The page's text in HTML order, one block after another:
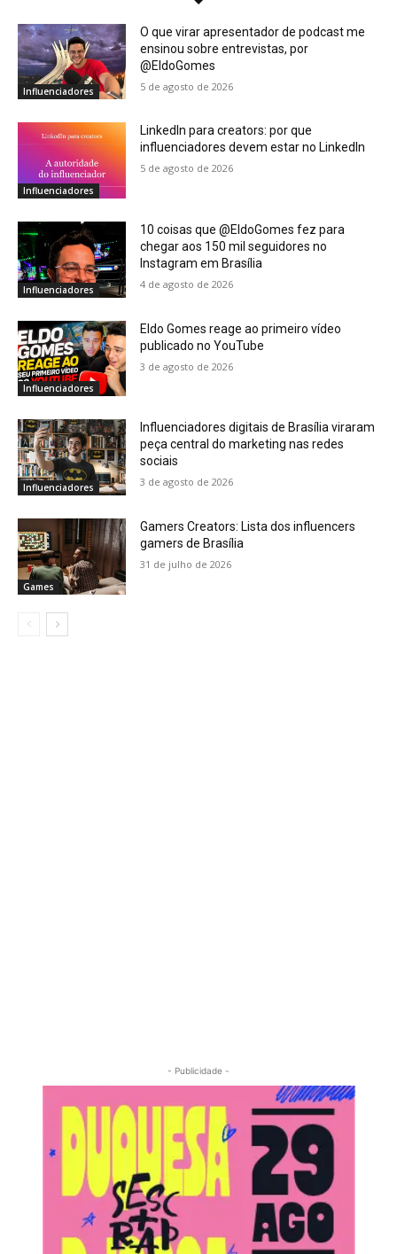
Influenciadores
O que virar apresentador de podcast me
ensinou sobre entrevistas, por
@EldoGomes
5 de agosto de 2026
Influenciadores
LinkedIn para creators: por que
influenciadores devem estar no LinkedIn
5 de agosto de 2026
Influenciadores
10 coisas que @EldoGomes fez para
chegar aos 150 mil seguidores no
Instagram em Brasília
4 de agosto de 2026
Influenciadores
Eldo Gomes reage ao primeiro vídeo
publicado no YouTube
3 de agosto de 2026
Influenciadores
Influenciadores digitais de Brasília viraram
peça central do marketing nas redes
sociais
3 de agosto de 2026
Games
Gamers Creators: Lista dos influencers
gamers de Brasília
31 de julho de 2026
- Publicidade -